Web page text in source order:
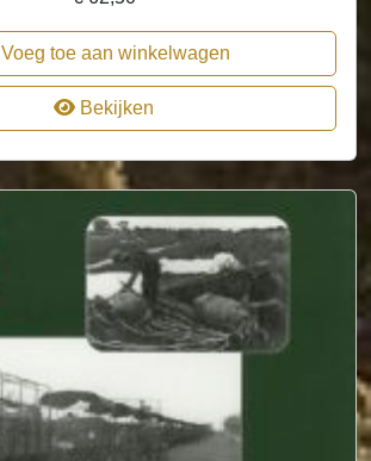
Voeg toe aan winkelwagen
Bekijken